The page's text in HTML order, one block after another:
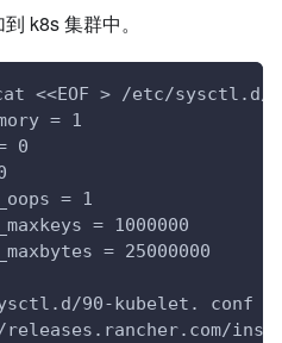
k8s 集群中。
<<EOF > /etc/sysctl.d/
= 1
0
= 1
= 1000000
= 25000000
90-kubelet. conf